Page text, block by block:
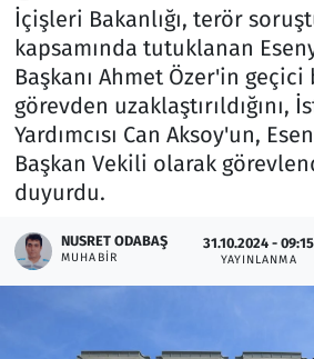
İçişleri Bakanlığı, terör
kapsamında tutuklanan
Başkanı Ahmet Özer'in
görevden uzaklaştırıldığını,
Yardımcısı Can Aksoy'un,
Başkan Vekili olarak
duyurdu.
NUSRET ODABAŞ
MUHABIR
31.10.2024 - 09:15
YAYINLANMA
Memur ve Kamu
Otomobil
Oyun
Resmi İlanlar